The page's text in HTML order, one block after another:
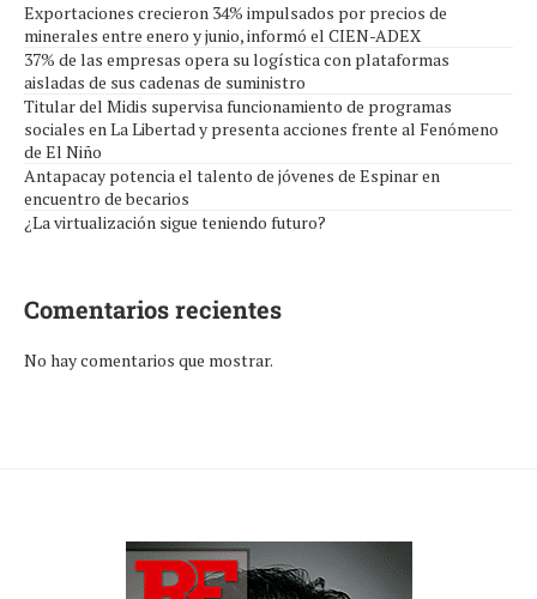
Exportaciones crecieron 34% impulsados por precios de
minerales entre enero y junio, informó el CIEN-ADEX
37% de las empresas opera su logística con plataformas
aisladas de sus cadenas de suministro
Titular del Midis supervisa funcionamiento de programas
sociales en La Libertad y presenta acciones frente al Fenómeno
de El Niño
Antapacay potencia el talento de jóvenes de Espinar en
encuentro de becarios
¿La virtualización sigue teniendo futuro?
Comentarios recientes
No hay comentarios que mostrar.